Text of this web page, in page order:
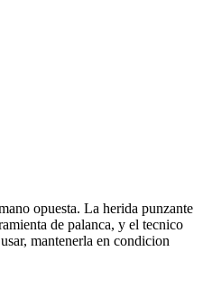
opuesta. La herida punzante
de palanca, y el tecnico
mantenerla en condicion